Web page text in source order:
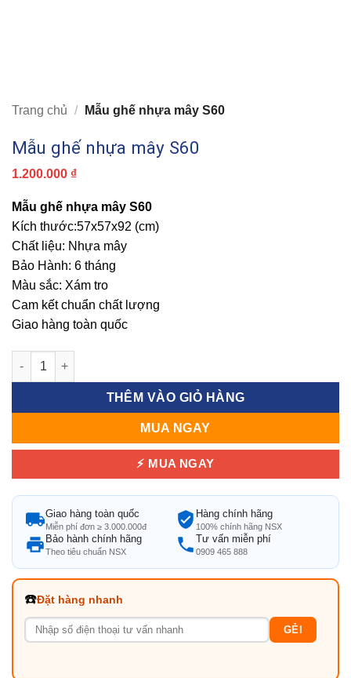
Trang chủ / Mẫu ghế nhựa mây S60
Mẫu ghế nhựa mây S60
1.200.000 ₫
Mẫu ghế nhựa mây S60
Kích thước:57x57x92 (cm)
Chất liệu: Nhựa mây
Bảo Hành: 6 tháng
Màu sắc: Xám tro
Cam kết chuẩn chất lượng
Giao hàng toàn quốc
Mẫu ghế nhựa mây S60 số lượng
THÊM VÀO GIỎ HÀNG
MUA NGAY
⚡ MUA NGAY
Giao hàng toàn quốc
Miễn phí đơn ≥ 3.000.000đ
Hàng chính hãng
100% chính hãng NSX
Bảo hành chính hãng
Theo tiêu chuẩn NSX
Tư vấn miễn phí
0909 465 888
☎️Đặt hàng nhanh
GẺI